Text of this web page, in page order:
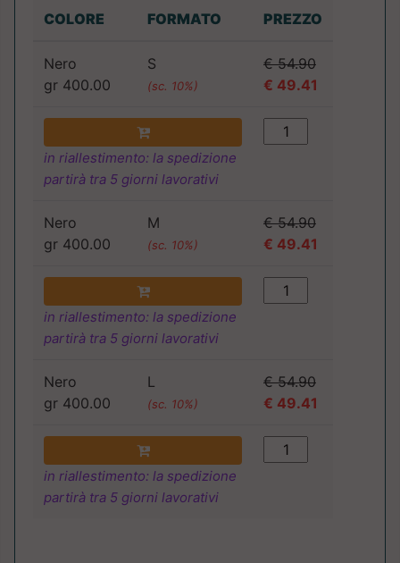
COLORE FORMATO PREZZO
Nero
gr 400.00
S
(sc. 10%)
€ 54.90
€ 49.41
in riallestimento: la spedizione
partirà tra 5 giorni lavorativi
Nero
gr 400.00
M
(sc. 10%)
€ 54.90
€ 49.41
in riallestimento: la spedizione
partirà tra 5 giorni lavorativi
Nero
gr 400.00
L
(sc. 10%)
€ 54.90
€ 49.41
in riallestimento: la spedizione
partirà tra 5 giorni lavorativi